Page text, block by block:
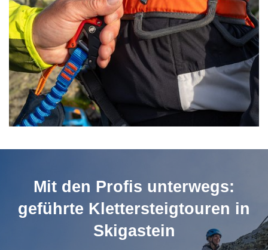
Mit den Profis unterwegs:
geführte Klettersteigtouren in
Skigastein